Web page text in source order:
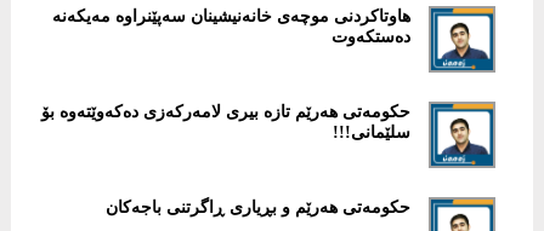
هاوتاكردنی موچەی خانەنیشینان سەپێنراوە مەیكەنە
دەستكەوت
حكومەتی هەرێم تازە بیری لامەركەزی دەكەوێتەوە بۆ
سلێمانی!!!
حكومەتی هەرێم و بڕیاری ڕاگرتنی باجەکان